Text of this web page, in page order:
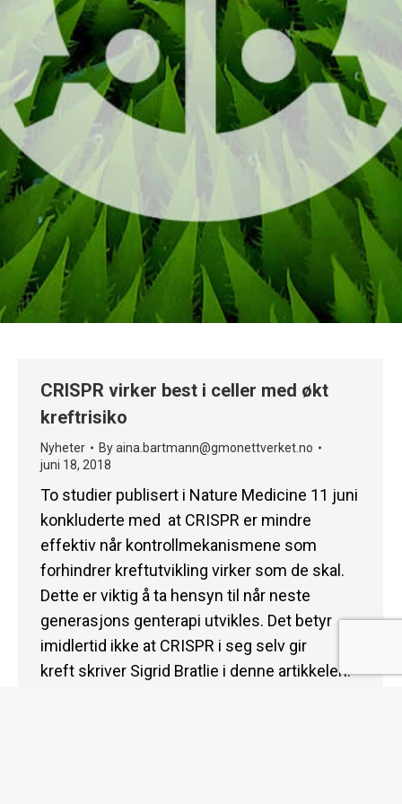
CRISPR virker best i celler med økt
kreftrisiko
Nyheter Byaina.bartmann@gmonettverket.no
juni 18, 2018
To studier publisert i Nature Medicine 11 juni
konkluderte med at CRISPR er mindre
effektiv når kontrollmekanismene som
forhindrer kreftutvikling virker som de skal.
Dette er viktig å ta hensyn til når neste
generasjons genterapi utvikles. Det betyr
imidlertid ikke at CRISPR i seg selv gir
kreft skriver Sigrid Bratlie i denne artikkelen.